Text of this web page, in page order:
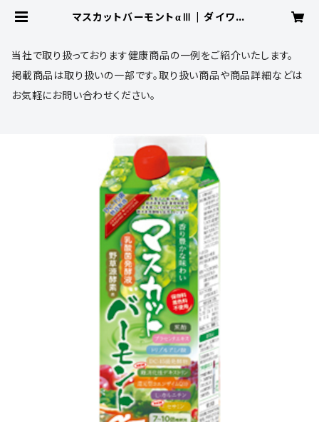
マスカットバーモントαⅢ | ダイワ薬
当社で取り扱っております健康商品の一例をご紹介いたします。
掲載商品は取り扱いの一部です。取り扱い商品や商品詳細などは
お気軽にお問い合わせください。